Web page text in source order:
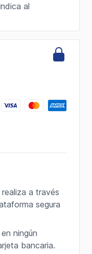
al
a través
segura
ningún
bancaria.